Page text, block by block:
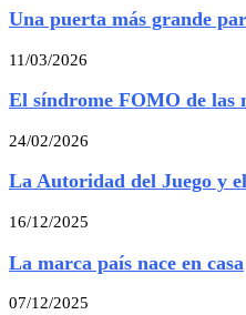
Una puerta más grande
11/03/2026
El síndrome FOMO de las
24/02/2026
La Autoridad del Juego y
16/12/2025
La marca país nace en casa
07/12/2025